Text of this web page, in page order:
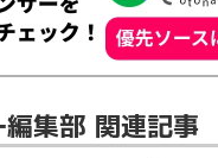
編集部 関連記事